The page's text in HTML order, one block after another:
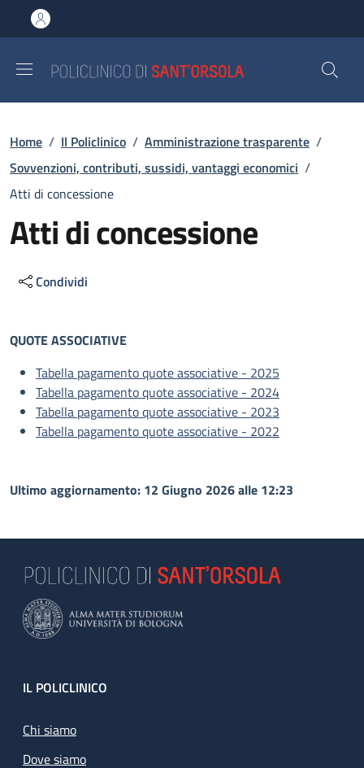
al contenuto principale
to footer content
Briciole di pane
Home / Il Policlinico / Amministrazione trasparente /
Sovvenzioni, contributi, sussidi, vantaggi economici /
Atti di concessione
Atti di concessione
Condividi
Descrizione
QUOTE ASSOCIATIVE
Tabella pagamento quote associative - 2025
Tabella pagamento quote associative - 2024
Tabella pagamento quote associative - 2023
Tabella pagamento quote associative - 2022
Ultimo aggiornamento: 12 Giugno 2026 alle 12:23
Footer
IL POLICLINICO
Chi siamo
Dove siamo